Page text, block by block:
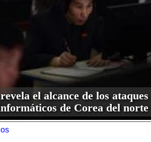
el alcance de los ataques
de Corea del norte